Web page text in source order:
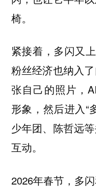
椅。
紧接着，多闪又
粉丝经济也纳入
张自己的照片，
形象，然后进入“
少年团、陈哲远
互动。
2026年春节，多